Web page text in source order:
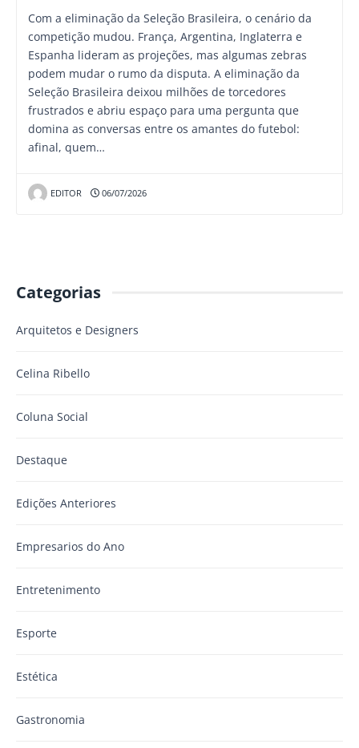
Com a eliminação da Seleção Brasileira, o cenário da
competição mudou. França, Argentina, Inglaterra e
Espanha lideram as projeções, mas algumas zebras
podem mudar o rumo da disputa. A eliminação da
Seleção Brasileira deixou milhões de torcedores
frustrados e abriu espaço para uma pergunta que
domina as conversas entre os amantes do futebol:
afinal, quem…
EDITOR 06/07/2026
Categorias
Arquitetos e Designers
Celina Ribello
Coluna Social
Destaque
Edições Anteriores
Empresarios do Ano
Entretenimento
Esporte
Estética
Gastronomia